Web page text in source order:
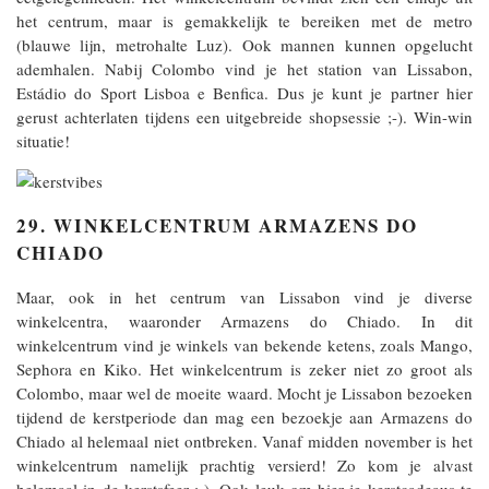
het centrum, maar is gemakkelijk te bereiken met de metro
(blauwe lijn, metrohalte Luz). Ook mannen kunnen opgelucht
ademhalen. Nabij Colombo vind je het station van Lissabon,
Estádio do Sport Lisboa e Benfica. Dus je kunt je partner hier
gerust achterlaten tijdens een uitgebreide shopsessie ;-). Win-win
situatie!
29. WINKELCENTRUM ARMAZENS DO
CHIADO
Maar, ook in het centrum van Lissabon vind je diverse
winkelcentra, waaronder Armazens do Chiado. In dit
winkelcentrum vind je winkels van bekende ketens, zoals Mango,
Sephora en Kiko. Het winkelcentrum is zeker niet zo groot als
Colombo, maar wel de moeite waard. Mocht je Lissabon bezoeken
tijdend de kerstperiode dan mag een bezoekje aan Armazens do
Chiado al helemaal niet ontbreken. Vanaf midden november is het
winkelcentrum namelijk prachtig versierd! Zo kom je alvast